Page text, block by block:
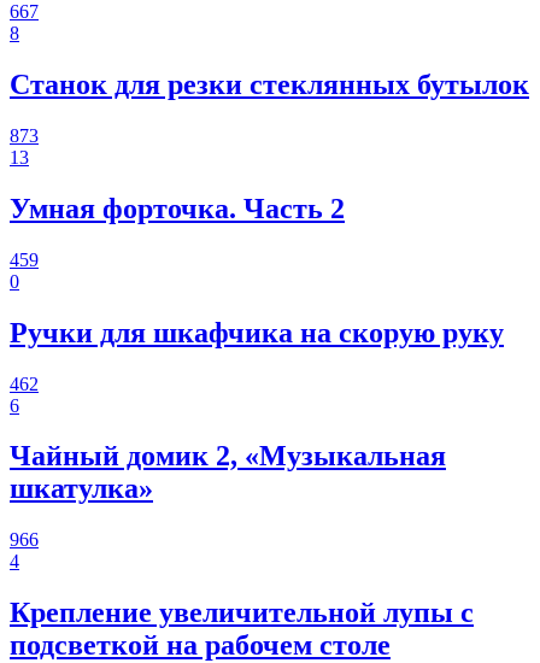
667
8
Станок для резки стеклянных бутылок
873
13
Умная форточка. Часть 2
459
0
Ручки для шкафчика на скорую руку
462
6
Чайный домик 2, «Музыкальная
шкатулка»
966
4
Крепление увеличительной лупы с
подсветкой на рабочем столе